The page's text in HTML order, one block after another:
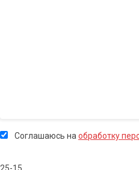
Соглашаюсь на обработку
25-15